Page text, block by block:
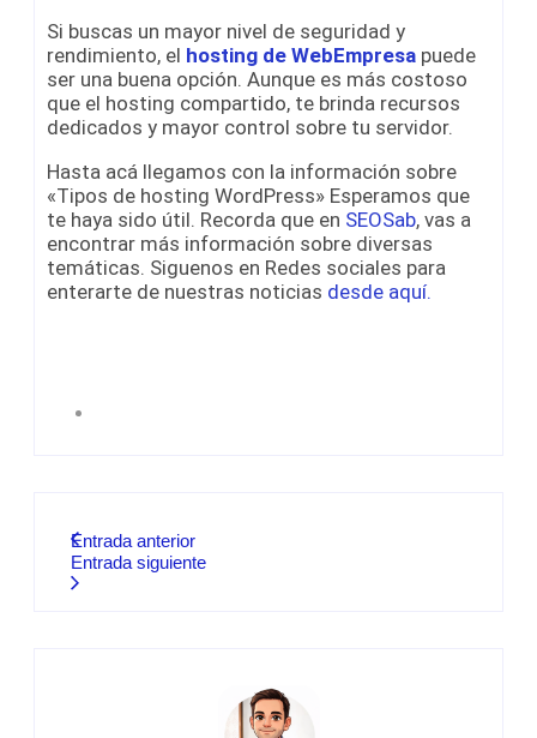
Si buscas un mayor nivel de seguridad y
rendimiento, el hosting de WebEmpresa puede
ser una buena opción. Aunque es más costoso
que el hosting compartido, te brinda recursos
dedicados y mayor control sobre tu servidor.
Hasta acá llegamos con la información sobre
«Tipos de hosting WordPress» Esperamos que
te haya sido útil. Recorda que en SEOSab, vas a
encontrar más información sobre diversas
temáticas. Siguenos en Redes sociales para
enterarte de nuestras noticias desde aquí.
Entrada anterior
Entrada siguiente